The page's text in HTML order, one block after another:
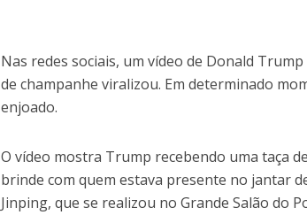
Nas redes sociais, um vídeo de Donald
de champanhe viralizou. Em determinado
enjoado.
O vídeo mostra Trump recebendo uma taça
brinde com quem estava presente no jantar
Jinping, que se realizou no Grande Salão do